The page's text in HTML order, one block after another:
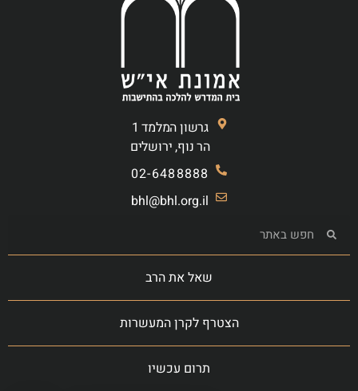
גרשון המלמד 1
הר נוף, ירושלים
02-6488888
bhl@bhl.org.il
שאל את הרב
הצטרף לקרן המעשרות
תרום עכשיו